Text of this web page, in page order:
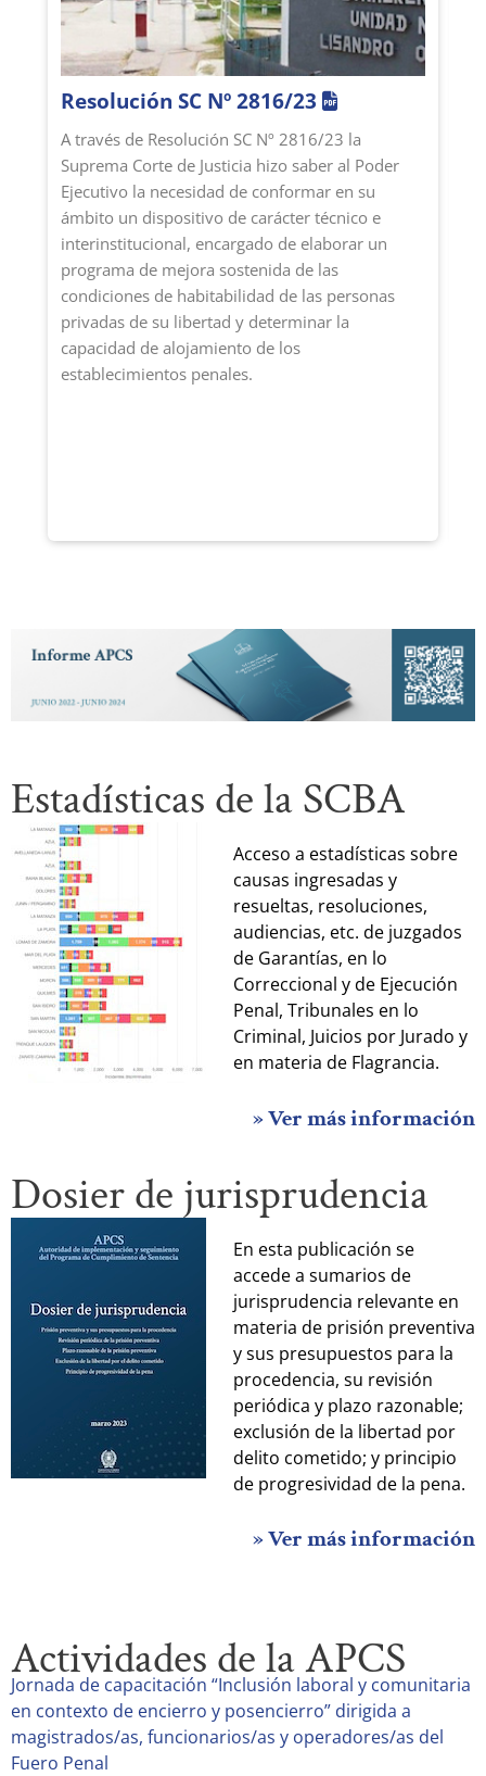
Resolución SC Nº 2816/23
A través de Resolución SC Nº 2816/23 la
Suprema Corte de Justicia hizo saber al Poder
Ejecutivo la necesidad de conformar en su
ámbito un dispositivo de carácter técnico e
interinstitucional, encargado de elaborar un
programa de mejora sostenida de las
condiciones de habitabilidad de las personas
privadas de su libertad y determinar la
capacidad de alojamiento de los
establecimientos penales.
Estadísticas de la SCBA
Acceso a estadísticas sobre
causas ingresadas y
resueltas, resoluciones,
audiencias, etc. de juzgados
de Garantías, en lo
Correccional y de Ejecución
Penal, Tribunales en lo
Criminal, Juicios por Jurado y
en materia de Flagrancia.
» Ver más información
Dosier de jurisprudencia
En esta publicación se
accede a sumarios de
jurisprudencia relevante en
materia de prisión preventiva
y sus presupuestos para la
procedencia, su revisión
periódica y plazo razonable;
exclusión de la libertad por
delito cometido; y principio
de progresividad de la pena.
» Ver más información
Actividades de la APCS
Jornada de capacitación “Inclusión laboral y comunitaria
en contexto de encierro y posencierro” dirigida a
magistrados/as, funcionarios/as y operadores/as del
Fuero Penal